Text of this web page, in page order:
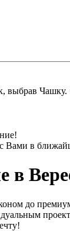
выбрав Чашку.
Вами в
в
до